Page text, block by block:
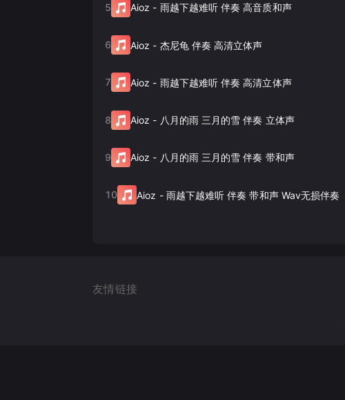
5 Aioz - 雨越下越难听 伴奏 高音质和声
6 Aioz - 杰尼龟 伴奏 高清立体声
7 Aioz - 雨越下越难听 伴奏 高清立体声
8 Aioz - 八月的雨 三月的雪 伴奏 立体声
9 Aioz - 八月的雨 三月的雪 伴奏 带和声
10 Aioz - 雨越下越难听 伴奏 带和声 Wav无损伴奏
友情链接